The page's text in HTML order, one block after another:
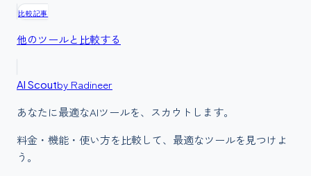
比較記事
他のツールと比較する
AI Scoutby Radineer
あなたに最適なAIツールを、スカウトします。
料金・機能・使い方を比較して、最適なツールを見つけよ
う。